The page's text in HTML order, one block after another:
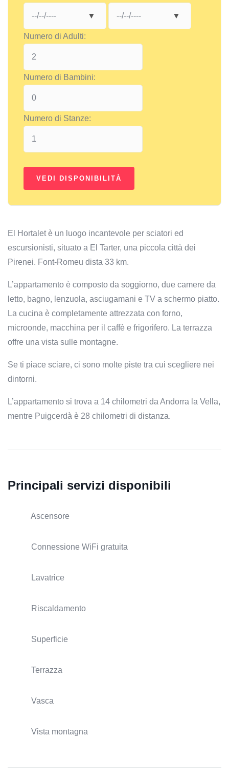
Numero di Adulti:
Numero di Bambini:
Numero di Stanze:
El Hortalet è un luogo incantevole per sciatori ed
escursionisti, situato a El Tarter, una piccola città dei
Pirenei. Font-Romeu dista 33 km.
L’appartamento è composto da soggiorno, due camere da
letto, bagno, lenzuola, asciugamani e TV a schermo piatto.
La cucina è completamente attrezzata con forno,
microonde, macchina per il caffè e frigorifero. La terrazza
offre una vista sulle montagne.
Se ti piace sciare, ci sono molte piste tra cui scegliere nei
dintorni.
L’appartamento si trova a 14 chilometri da Andorra la Vella,
mentre Puigcerdà è 28 chilometri di distanza.
Principali servizi disponibili
Ascensore
Connessione WiFi gratuita
Lavatrice
Riscaldamento
Superficie
Terrazza
Vasca
Vista montagna